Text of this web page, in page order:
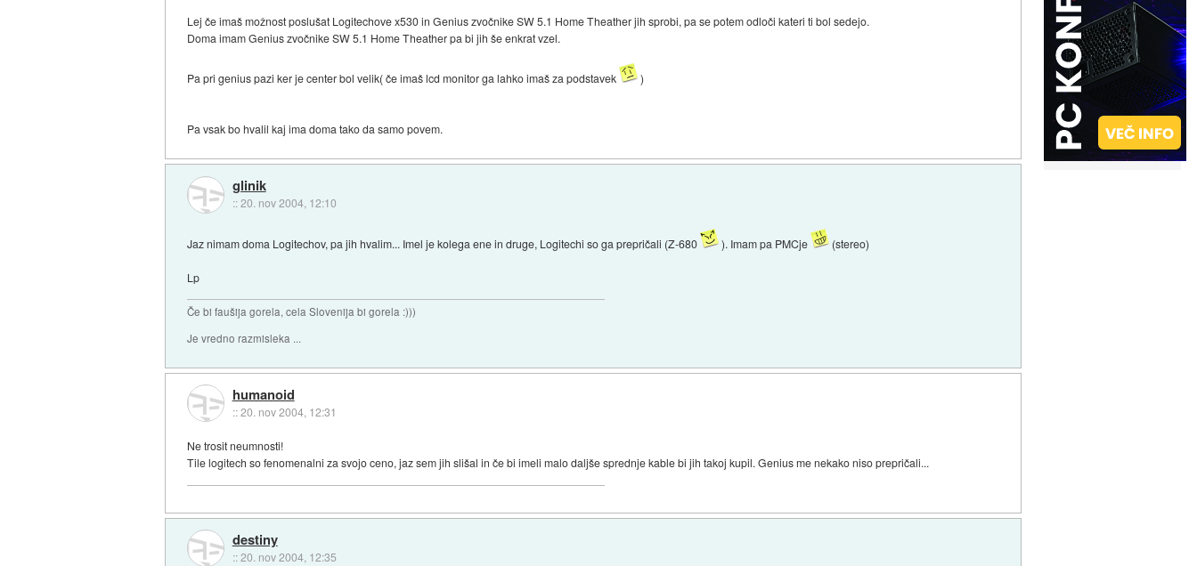
Lej če imaš možnost poslušat Logitechove x530 in Genius zvočnike SW 5.1 Home Theather jih sprobi, pa se potem odloči kateri ti bol sedejo.
Doma imam Genius zvočnike SW 5.1 Home Theather pa bi jih še enkrat vzel.
Pa pri genius pazi ker je center bol velik( če imaš lcd monitor ga lahko imaš za podstavek )
Pa vsak bo hvalil kaj ima doma tako da samo povem.
glinik
::20. nov 2004, 12:10
Jaz nimam doma Logitechov, pa jih hvalim... Imel je kolega ene in druge, Logitechi so ga prepričali (Z-680 ). Imam pa PMCje (stereo)
Lp
Če bi faušija gorela, cela Slovenija bi gorela :)))
Je vredno razmisleka ...
humanoid
::20. nov 2004, 12:31
Ne trosit neumnosti!
Tile logitech so fenomenalni za svojo ceno, jaz sem jih slišal in če bi imeli malo daljše sprednje kable bi jih takoj kupil. Genius me nekako niso prepričali...
destiny
::20. nov 2004, 12:35